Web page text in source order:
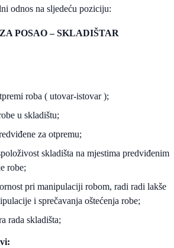
odnos na sljedeću poziciju:
POSAO – SKLADIŠTAR
roba ( utovar-istovar );
u skladištu;
za otpremu;
skladišta na mjestima predviđenim
robe;
pri manipulaciji robom, radi radi lakše
i sprečavanja oštećenja robe;
rada skladišta;